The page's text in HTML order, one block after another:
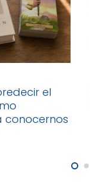
el
conocernos